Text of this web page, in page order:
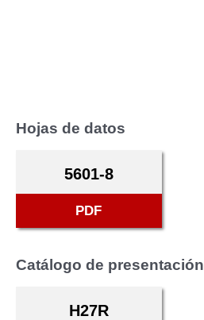
Hojas de datos
5601-8
PDF
Catálogo de presentación
H27R